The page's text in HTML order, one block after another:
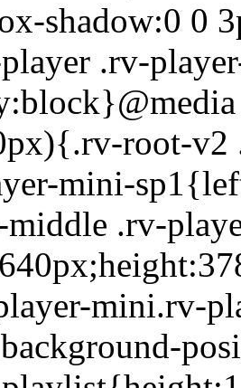
shadow:0 0
.rv-
root-v2
mini-
.rv-
mini.rv-